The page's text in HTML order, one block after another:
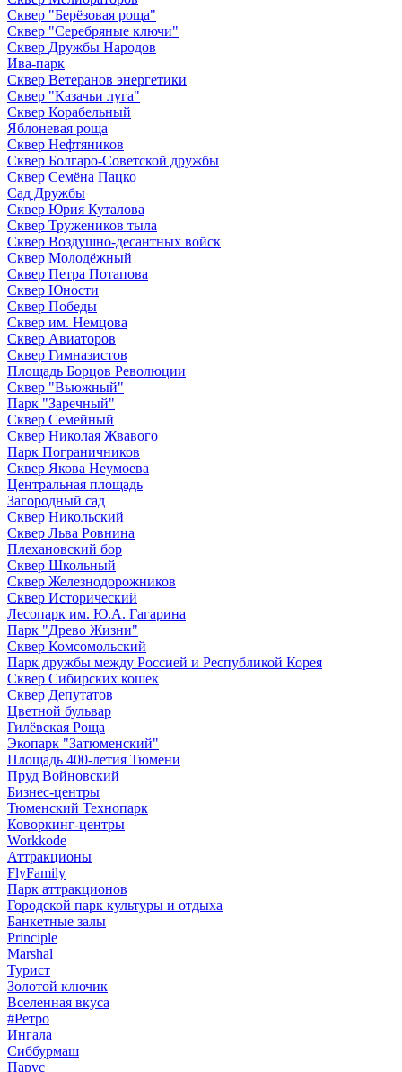
Сквер "Берёзовая роща"
Сквер "Серебряные ключи"
Сквер Дружбы Народов
Ива-парк
Сквер Ветеранов энергетики
Сквер "Казачьи луга"
Сквер Корабельный
Яблоневая роща
Сквер Нефтяников
Сквер Болгаро-Советской дружбы
Сквер Семёна Пацко
Сад Дружбы
Сквер Юрия Куталова
Сквер Тружеников тыла
Сквер Воздушно-десантных войск
Сквер Молодёжный
Сквер Петра Потапова
Сквер Юности
Сквер Победы
Сквер им. Немцова
Сквер Авиаторов
Сквер Гимназистов
Площадь Борцов Революции
Сквер "Вьюжный"
Парк "Заречный"
Сквер Семейный
Сквер Николая Жвавого
Парк Пограничников
Сквер Якова Неумоева
Центральная площадь
Загородный сад
Сквер Никольский
Сквер Льва Ровнина
Плехановский бор
Сквер Школьный
Сквер Железнодорожников
Сквер Исторический
Лесопарк им. Ю.А. Гагарина
Парк "Древо Жизни"
Сквер Комсомольский
Парк дружбы между Россией и Республикой Корея
Сквер Сибирских кошек
Сквер Депутатов
Цветной бульвар
Гилёвская Роща
Экопарк "Затюменский"
Площадь 400-летия Тюмени
Пруд Войновский
Бизнес-центры
Тюменский Технопарк
Коворкинг-центры
Workkode
Аттракционы
FlyFamily
Парк аттракционов
Городской парк культуры и отдыха
Банкетные залы
Principle
Marshal
Турист
Золотой ключик
Вселенная вкуса
#Ретро
Ингала
Сиббурмаш
Парус